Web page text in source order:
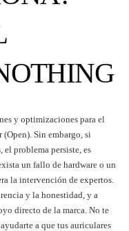
y optimizaciones para el
Sin embargo, si
el problema persiste, es
un fallo de hardware o un
la intervención de expertos.
y la honestidad, y a
directo de la marca. No te
a que tus auriculares